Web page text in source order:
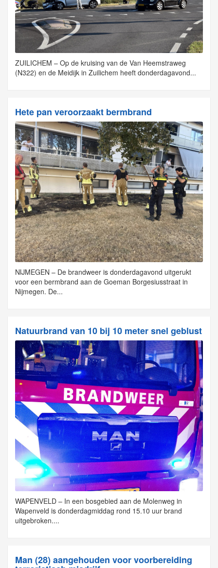
ZUILICHEM – Op de kruising van de Van Heemstraweg
(N322) en de Meidijk in Zuilichem heeft donderdagavond...
Hete pan veroorzaakt bermbrand
NIJMEGEN – De brandweer is donderdagavond uitgerukt
voor een bermbrand aan de Goeman Borgesiusstraat in
Nijmegen. De...
Natuurbrand van 10 bij 10 meter snel geblust
WAPENVELD – In een bosgebied aan de Molenweg in
Wapenveld is donderdagmiddag rond 15.10 uur brand
uitgebroken....
Man (28) aangehouden voor voorbereiding